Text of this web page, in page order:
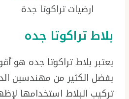
ارضيات تراكوتا جدة
بلاط تراكوتا جده
يعتبر بلاط تراكوتا جده هو
يفضل الكثير من مهندسين
تركيب البلاط استخدامها